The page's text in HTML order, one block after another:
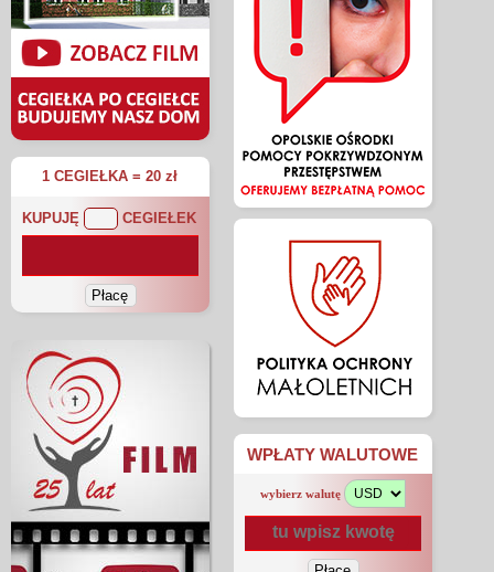
1 CEGIEŁKA = 20 zł
KUPUJĘ CEGIEŁEK
WPŁATY WALUTOWE
wybierz walutę